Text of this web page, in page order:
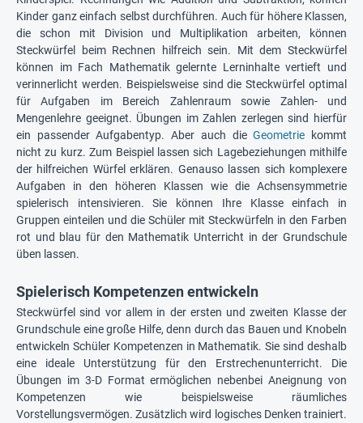
Kinder ganz einfach selbst durchführen. Auch für höhere Klassen,
die schon mit Division und Multiplikation arbeiten, können
Steckwürfel beim Rechnen hilfreich sein. Mit dem Steckwürfel
können im Fach Mathematik gelernte Lerninhalte vertieft und
verinnerlicht werden. Beispielsweise sind die Steckwürfel optimal
für Aufgaben im Bereich Zahlenraum sowie Zahlen- und
Mengenlehre geeignet. Übungen im Zahlen zerlegen sind hierfür
ein passender Aufgabentyp. Aber auch dieGeometrie kommt
nicht zu kurz. Zum Beispiel lassen sich Lagebeziehungen mithilfe
der hilfreichen Würfel erklären. Genauso lassen sich komplexere
Aufgaben in den höheren Klassen wie die Achsensymmetrie
spielerisch intensivieren. Sie können Ihre Klasse einfach in
Gruppen einteilen und die Schüler mit Steckwürfeln in den Farben
rot und blau für den Mathematik Unterricht in der Grundschule
üben lassen.
Spielerisch Kompetenzen entwickeln
Steckwürfel sind vor allem in der ersten und zweiten Klasse der
Grundschule eine große Hilfe, denn durch das Bauen und Knobeln
entwickeln Schüler Kompetenzen in Mathematik. Sie sind deshalb
eine ideale Unterstützung für den Erstrechenunterricht. Die
Übungen im 3-D Format ermöglichen nebenbei Aneignung von
Kompetenzen wie beispielsweise räumliches
Vorstellungsvermögen. Zusätzlich wird logisches Denken trainiert.